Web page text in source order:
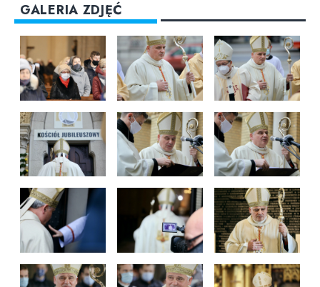
GALERIA ZDJĘĆ